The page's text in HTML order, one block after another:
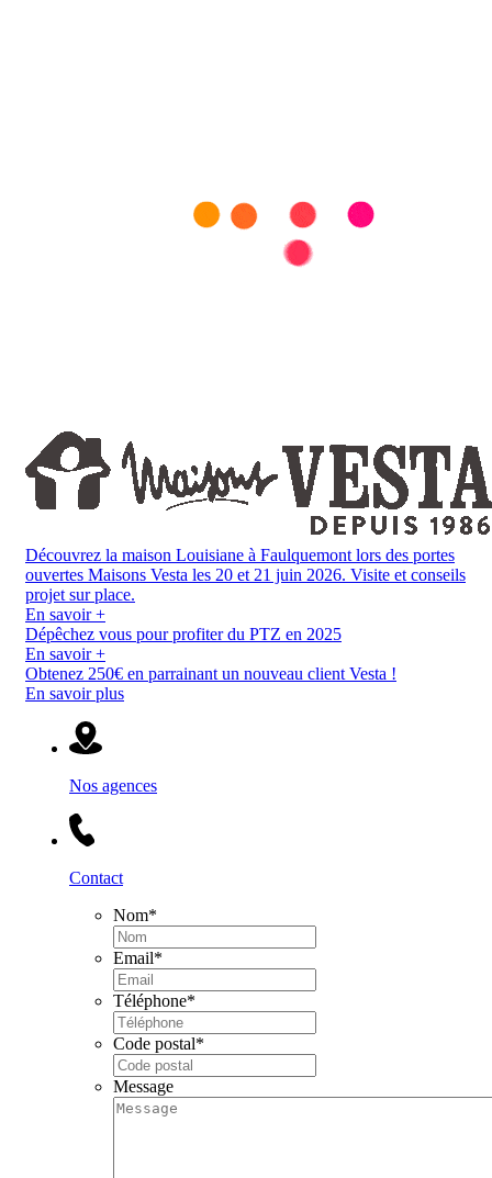
Découvrez la maison Louisiane à Faulquemont lors des portes
ouvertes Maisons Vesta les 20 et 21 juin 2026. Visite et conseils
projet sur place.
En savoir +
Dépêchez vous pour profiter du PTZ en 2025
En savoir +
Obtenez 250€ en parrainant un nouveau client Vesta !
En savoir plus
Nos agences
Contact
Nom*
Email*
Téléphone*
Code postal*
Message